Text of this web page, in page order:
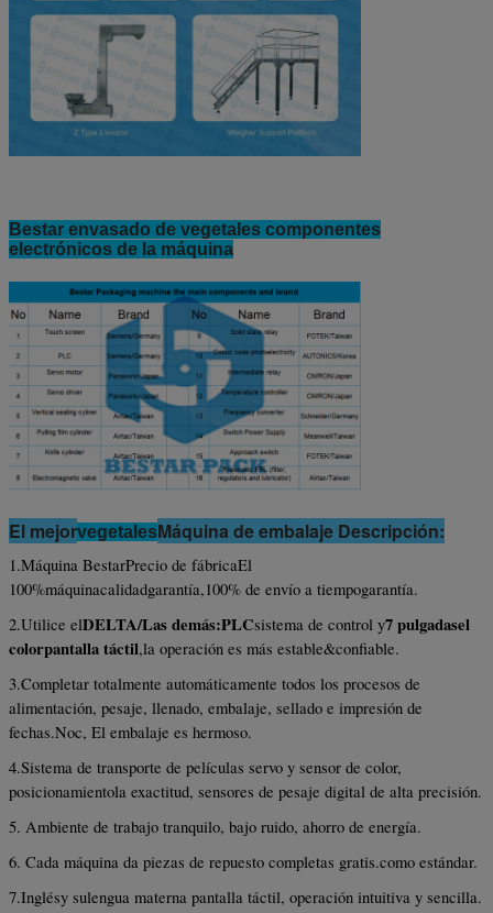
Bestar envasado de vegetales componentes
electrónicos de la máquina
El mejorvegetalesMáquina de embalaje Descripción:
1.Máquina BestarPrecio de fábricaEl
100%máquinacalidadgarantía,100% de envío a tiempogarantía.
2.Utilice elDELTA/Las demás:PLCsistema de control y7 pulgadasel
colorpantalla táctil,la operación es más estable&confiable.
3.Completar totalmente automáticamente todos los procesos de
alimentación, pesaje, llenado, embalaje, sellado e impresión de
fechas.Noc, El embalaje es hermoso.
4.Sistema de transporte de películas servo y sensor de color,
posicionamientola exactitud, sensores de pesaje digital de alta precisión.
5. Ambiente de trabajo tranquilo, bajo ruido, ahorro de energía.
6. Cada máquina da piezas de repuesto completas gratis.como estándar.
7.Inglésy sulengua materna pantalla táctil, operación intuitiva y sencilla.